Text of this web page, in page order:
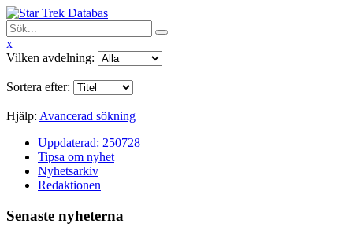
x
Vilken avdelning:
Sortera efter:
Hjälp: Avancerad sökning
Uppdaterad: 250728
Tipsa om nyhet
Nyhetsarkiv
Redaktionen
Senaste nyheterna